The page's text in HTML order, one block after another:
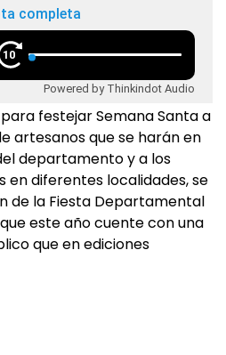
completa
10
Powered by Thinkindot Audio
festejar Semana Santa a
artesanos que se harán en
departamento y a los
diferentes localidades, se
de la Fiesta Departamental
este año cuente con una
que en ediciones